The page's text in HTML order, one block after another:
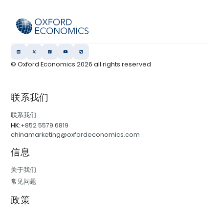
© Oxford Economics2026 all rights reserved
联系我们
联系我们
HK:+852 5579 6819
chinamarketing@oxfordeconomics.com
信息
关于我们
常见问题
政策